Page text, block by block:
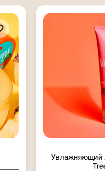
Увлажняющий